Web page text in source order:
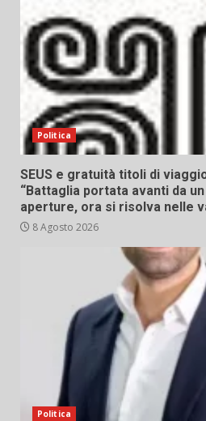
Politica
SEUS e gratuità titoli di
“Battaglia portata avanti da
aperture, ora si risolva nelle
8 Agosto 2026
Politica